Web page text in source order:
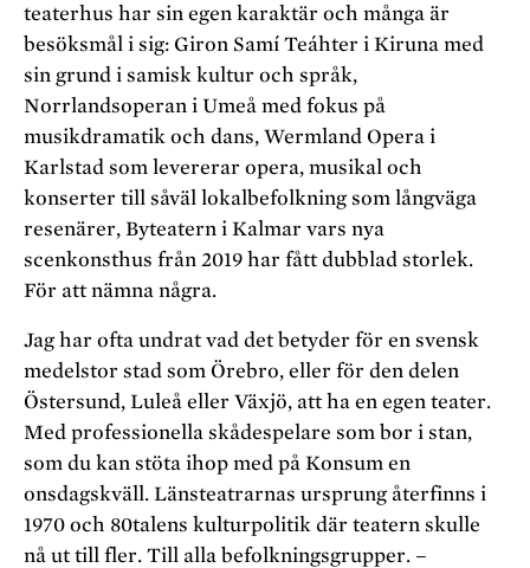
teaterhus har sin egen karaktär och många är
besöksmål i sig: Giron Samí Teáhter i Kiruna med
sin grund i samisk kultur och språk,
Norrlandsoperan i Umeå med fokus på
musikdramatik och dans, Wermland Opera i
Karlstad som levererar opera, musikal och
konserter till såväl lokalbefolkning som långväga
resenärer, Byteatern i Kalmar vars nya
scenkonsthus från 2019 har fått dubblad storlek.
För att nämna några.
Jag har ofta undrat vad det betyder för en svensk
med­elstor stad som Örebro, eller för den delen
Östersund, Luleå eller Växjö, att ha en egen teater.
Med professionella skådespelare som bor i stan,
som du kan stöta ihop med på Konsum en
onsdagskväll. Länsteatrarnas ursprung återfinns i
1970­ och 80­talens kulturpolitik där teatern skulle
nå ut till fler. Till alla befolkningsgrupper. –